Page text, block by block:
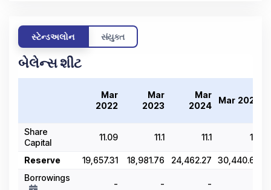
સ્ટેન્ડઅલોન સંયુક્ત
બેલેન્સ શીટ
Mar
2022
Mar
2023
Mar
2024
Mar 2025
Share
Capital
11.09 11.1 11.1 11.1
Reserve 19,657.31 18,981.76 24,462.27 30,440.67
Borrowings
- - -